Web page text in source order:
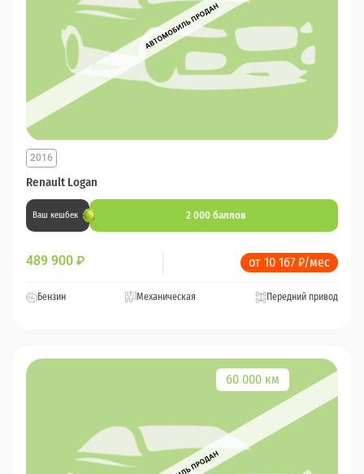
Renault Logan
2016
Ваш кешбек 2 000 баллов
489 900 ₽ от 10 167 ₽/мес
Бензин Механическая Передний привод
60 000 км